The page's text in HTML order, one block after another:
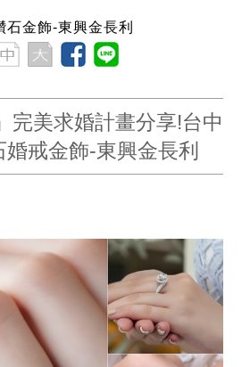
石金飾-東興金長利
完美求婚計畫分享!台中
戒金飾-東興金長利